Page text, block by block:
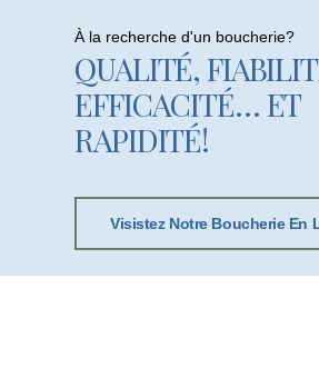
À la recherche d'un boucherie?
QUALITÉ,
EFFICACITÉ… ET
RAPIDITÉ!
Visistez Notre Boucherie En